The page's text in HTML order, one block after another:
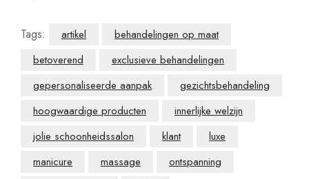
Tags: artikel
behandelingen op maat
betoverend
exclusieve behandelingen
gepersonaliseerde aanpak
gezichtsbehandeling
hoogwaardige producten
innerlijke welzijn
jolie schoonheidssalon
klant
luxe
manicure
massage
ontspanning